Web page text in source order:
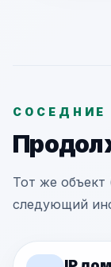
СОСЕДНИЕ
Тот же
следующий